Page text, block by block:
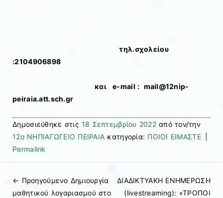
τηλ.σχολείου
:2104906898
και e-mail : mail@12nip-
peiraia.att.sch.gr
Δημοσιεύθηκε στις 18 Σεπτεμβρίου 2022από τον/την
12ο ΝΗΠΙΑΓΩΓΕΙΟ ΠΕΙΡΑΙΑ κατηγορία: ΠΟΙΟΙ ΕΙΜΑΣΤΕ
Permalink
Πλοήγηση άρθρων
← Προηγούμενo Δημιουργία
μαθητικού λογαριασμού στο
ΔΙΑΔΙΚΤΥΑΚΗ ΕΝΗΜΕΡΩΣΗ
(livestreaming): «ΤΡΟΠΟΙ